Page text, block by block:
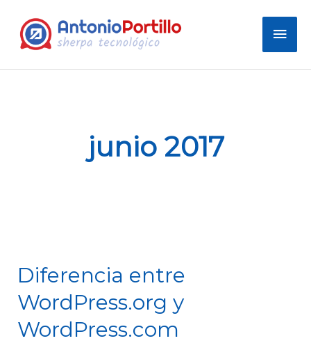
junio 2017
Diferencia entre
WordPress.org y
WordPress.com
Diferencia
entre
WordPress.org
y